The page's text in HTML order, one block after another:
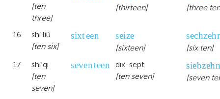
[ten
three]
[thirteen] [three
16
shí liù
[ten six]
sixteen seize
[sixteen]
[six ten]
17
shí qi
[ten
seven]
dix-sept
[ten seven]
[seven